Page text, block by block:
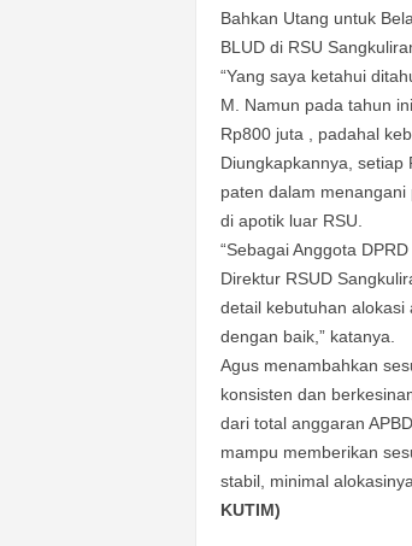
Bahkan Utang untuk
BLUD di RSU
“Yang saya ketahui
M. Namun pada tahun
Rp800 juta , padahal
Diungkapkannya, setiap
paten dalam
di apotik luar RSU.
“Sebagai Anggota
Direktur RSUD
detail kebutuhan
dengan baik,” katanya.
Agus menambahkan
konsisten dan
dari total anggaran
mampu memberikan
stabil, minimal
KUTIM)